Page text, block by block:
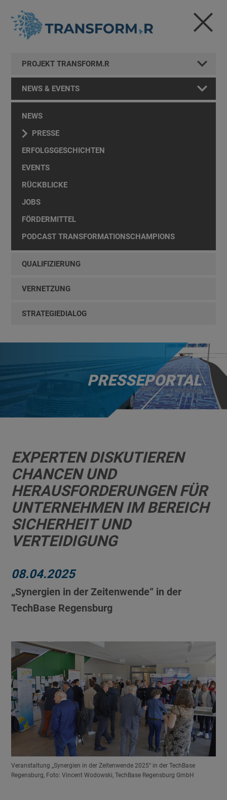
PROJEKT TRANSFORM.R
NEWS & EVENTS
NEWS
PRESSE
ERFOLGSGESCHICHTEN
EVENTS
RÜCKBLICKE
JOBS
FÖRDERMITTEL
PODCAST TRANSFORMATIONSCHAMPIONS
QUALIFIZIERUNG
VERNETZUNG
STRATEGIEDIALOG
PRESSEPORTAL
EXPERTEN DISKUTIEREN
CHANCEN UND
HERAUSFORDERUNGEN FÜR
UNTERNEHMEN IM BEREICH
SICHERHEIT UND
VERTEIDIGUNG
08.04.2025
„Synergien in der Zeitenwende“ in der
TechBase Regensburg
Veranstaltung „Synergien in der Zeitenwende 2025“ in der TechBase
Regensburg, Foto: Vincent Wodowski, TechBase Regensburg GmbH